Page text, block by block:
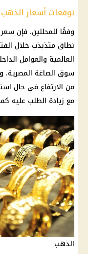
توقعات أسعار
وفقًا للمحللين، فإن
نطاق متذبذب خلال
العالمية والعوامل
سوق الصاغة المصرية.
من الارتفاع في حال
مع زيادة الطلب عليه
الذهب